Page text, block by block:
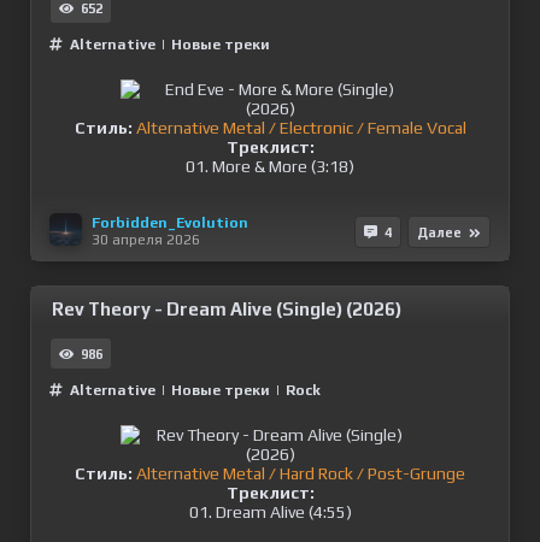
652
Alternative | Новые треки
Стиль: Alternative Metal / Electronic / Female Vocal
Треклист:
01. More & More (3:18)
Forbidden_Evolution
30 апреля 2026
4 Далее
Rev Theory - Dream Alive (Single) (2026)
986
Alternative | Новые треки | Rock
Стиль: Alternative Metal / Hard Rock / Post-Grunge
Треклист:
01. Dream Alive (4:55)